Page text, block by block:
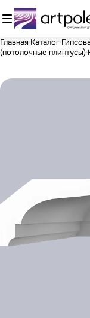
Главная Каталог
(потолочные плинтусы)